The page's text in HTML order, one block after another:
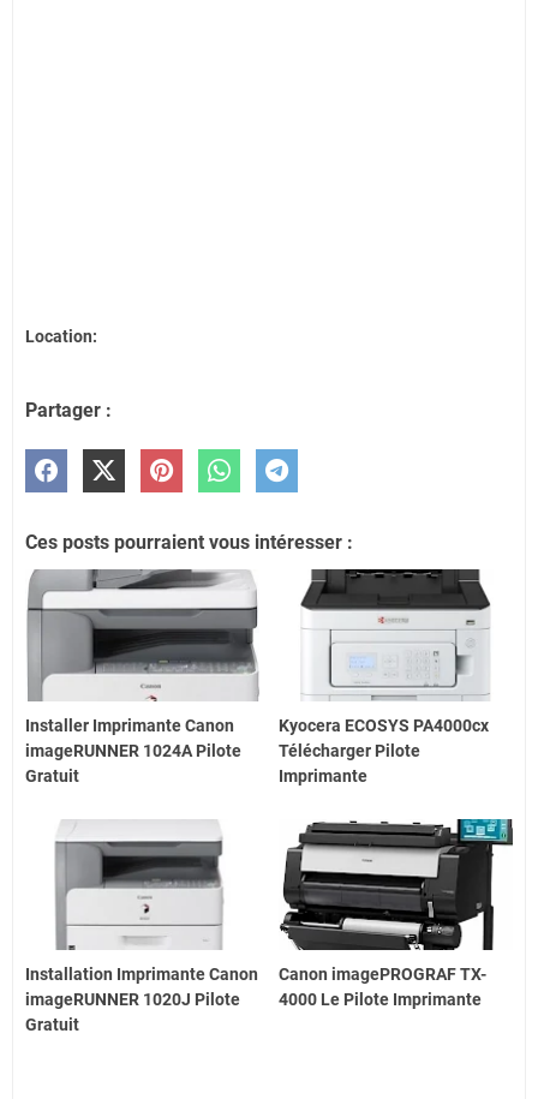
Location:
Partager :
Ces posts pourraient vous intéresser :
Installer Imprimante Canon
imageRUNNER 1024A Pilote
Gratuit
Kyocera ECOSYS PA4000cx
Télécharger Pilote
Imprimante
Installation Imprimante Canon
imageRUNNER 1020J Pilote
Gratuit
Canon imagePROGRAF TX-
4000 Le Pilote Imprimante